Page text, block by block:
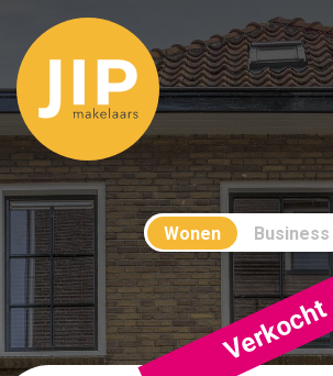
Wonen Business
Verkocht